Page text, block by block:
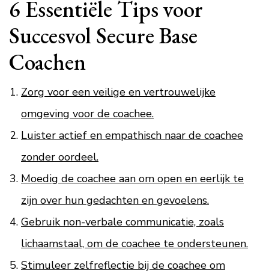
6 Essentiële Tips voor
Succesvol Secure Base
Coachen
Zorg voor een veilige en vertrouwelijke
omgeving voor de coachee.
Luister actief en empathisch naar de coachee
zonder oordeel.
Moedig de coachee aan om open en eerlijk te
zijn over hun gedachten en gevoelens.
Gebruik non-verbale communicatie, zoals
lichaamstaal, om de coachee te ondersteunen.
Stimuleer zelfreflectie bij de coachee om